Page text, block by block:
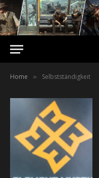
Home » Selbstständigkeit